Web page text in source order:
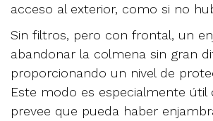
acceso al exterior, como si no
Sin filtros, pero con frontal, un
abandonar la colmena sin gran
proporcionando un nivel de
Este modo es especialmente útil
prevee que pueda haber